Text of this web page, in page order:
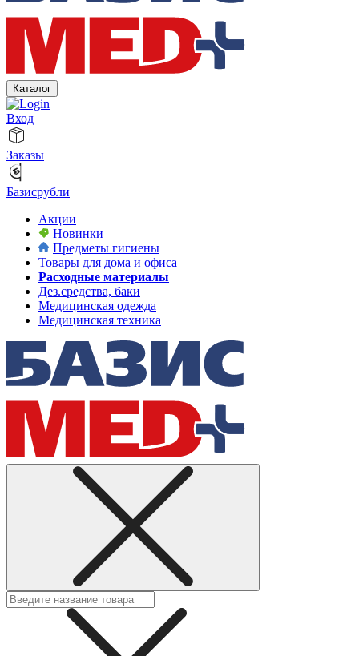
Каталог
Вход
Заказы
Базисрубли
Акции
Новинки
Предметы гигиены
Товары для дома и офиса
Расходные материалы
Дез.средства, баки
Медицинская одежда
Медицинская техника